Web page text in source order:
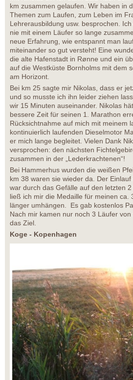
km zusammen gelaufen. Wir haben in
Themen zum Laufen, zum Leben im
Lehrerausbildung usw. besprochen.
nie mit einem Läufer so lange
neue Erfahrung, wie entspannt man
miteinander so gut versteht! Eine
die alte Hafenstadt in Rønne und ein
auf die Westküste Bornholms mit dem
am Horizont.
Bei km 25 sagte mir Nikolas, dass er
und so musste ich ihn leider ziehen
wir 15 Minuten auseinander. Nikolas
bessere Zeit für seinen 1. Marathon
Rücksichtnahme auf mich mit meinem
kontinuierlich laufenden Dieselmotor
er mich lange begleitet. Vielen Dank
versprochen: den nächsten
zusammen in der „Lederkrachtenen“!
Bei Hammerhus wurden die weißen
km 38 waren sie wieder da. Der
war durch das Gefälle auf den letzten
ließ ich mir die Medaille für meinen ca.
länger umhängen. Es gab kostenlos
Nach mir kamen nur noch 3 Läufer
das Ziel.
Koge - Kopenhagen